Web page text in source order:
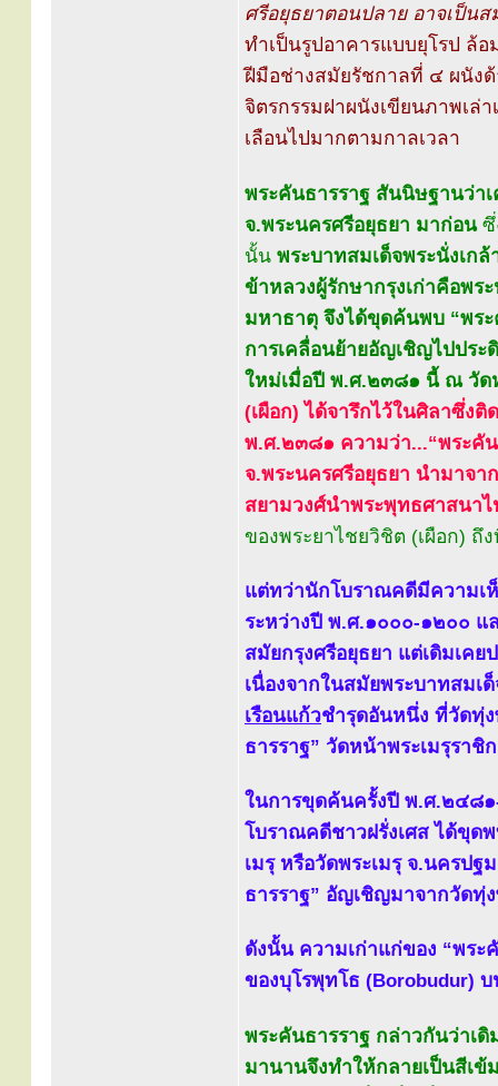
ศรีอยุธยาตอนปลาย อาจเป็นส
ทำเป็นรูปอาคารแบบยุโรป ล้
ฝีมือช่างสมัยรัชกาลที่ ๔ ผนัง
จิตรกรรมฝาผนังเขียนภาพเล่
เลือนไปมากตามกาลเวลา
พระคันธารราฐ สันนิษฐานว่า
จ.พระนครศรีอยุธยา มาก่อนซึ่
นั้น พระบาทสมเด็จพระนั่งเก
ข้าหลวงผู้รักษากรุงเก่าคือพ
มหาธาตุ จึงได้ขุดค้นพบ “พร
การเคลื่อนย้ายอัญเชิญไปประ
ใหม่เมื่อปี พ.ศ.๒๓๘๑ นี้ ณ วัด
(เผือก) ได้จารึกไว้ในศิลาซึ่ง
พ.ศ.๒๓๘๑ ความว่า...“พระคัน
จ.พระนครศรีอยุธยา นำมาจ
สยามวงศ์นำพระพุทธศาสนาไ
ของพระยาไชยวิชิต (เผือก)
แต่ทว่านักโบราณคดีมีความเ
ระหว่างปี พ.ศ.๑๐๐๐-๑๒๐๐
สมัยกรุงศรีอยุธยา แต่เดิมเค
เนื่องจากในสมัยพระบาทสมเ
เรือนแก้วชำรุดอันหนึ่ง ที่วัดทุ่ง
ธารราฐ” วัดหน้าพระเมรุรา
ในการขุดค้นครั้งปี พ.ศ.๒๔๘๑
โบราณคดีชาวฝรั่งเศส ได้ขุด
เมรุ หรือวัดพระเมรุ จ.นครป
ธารราฐ” อัญเชิญมาจากวัดทุ่
ดังนั้น ความเก่าแก่ของ “พระ
ของบุโรพุทโธ (Borobudur)
พระคันธารราฐ กล่าวกันว่าเ
มานานจึงทำให้กลายเป็นสีเข้